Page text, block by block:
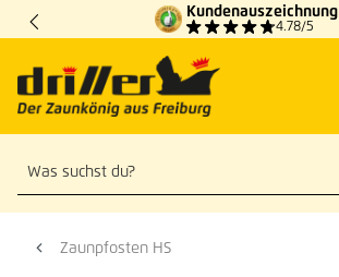
Zum Hauptinhalt springen
Kundenauszeichnung
4.78/5
Zaunpfosten HS